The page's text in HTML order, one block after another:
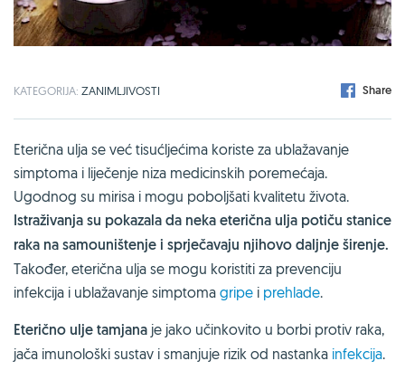
KATEGORIJA: ZANIMLJIVOSTI Share
Eterična ulja se već tisućljećima koriste za ublažavanje
simptoma i liječenje niza medicinskih poremećaja.
Ugodnog su mirisa i mogu poboljšati kvalitetu života.
Istraživanja su pokazala da neka eterična ulja potiču stanice
raka na samouništenje i sprječavaju njihovo daljnje širenje.
Također, eterična ulja se mogu koristiti za prevenciju
infekcija i ublažavanje simptoma gripe i prehlade.
Eterično ulje tamjana je jako učinkovito u borbi protiv raka,
jača imunološki sustav i smanjuje rizik od nastanka infekcija.